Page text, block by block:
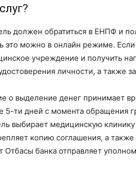
должен обратиться в ЕНПФ и
это можно в онлайн режиме. Если
учреждение и получить
личности, а также
о выделение денег принимает
5-ти дней с момента обращения
выбирает медицинскую
копию соглашения, а
Отбасы банка отправляет